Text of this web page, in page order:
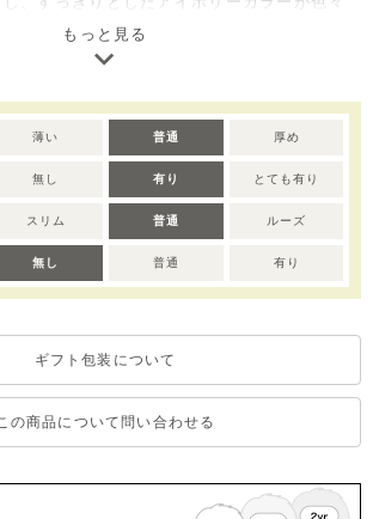
ネートをしやすいさせてくれます。
もっと見る
薄い 普通 厚め
無し 有り とても有り
スリム 普通 ルーズ
無し 普通 有り
ギフト包装について
の商品について問い合わせる